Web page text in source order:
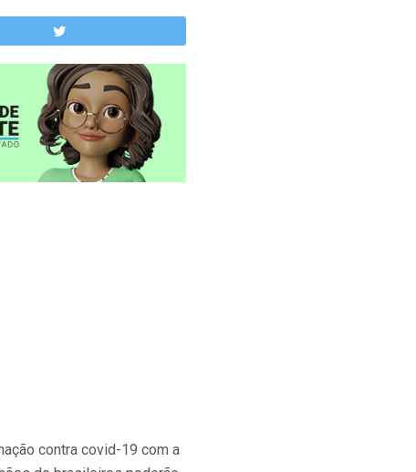
contra covid-19 com a